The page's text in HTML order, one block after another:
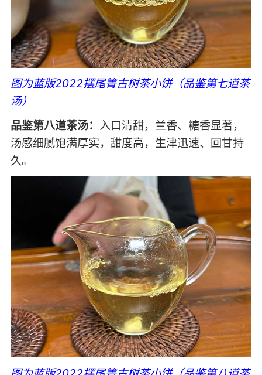
图为蓝版2022摆尾箐古树茶小饼（品鉴第七道茶
汤）
品鉴第八道茶汤： 入口清甜，兰香、糖香显著，
汤感细腻饱满厚实，甜度高，生津迅速、回甘持
久。